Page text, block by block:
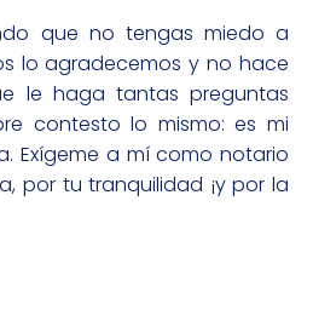
que no tengas miedo a
lo agradecemos y no hace
le haga tantas preguntas
contesto lo mismo: es mi
Exígeme a mí como notario
por tu tranquilidad ¡y por la